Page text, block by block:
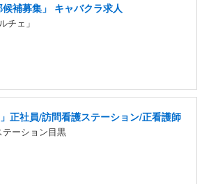
補募集」 キャバクラ求人
チェ」
正社員/訪問看護ステーション/正看護師
ーション目黒